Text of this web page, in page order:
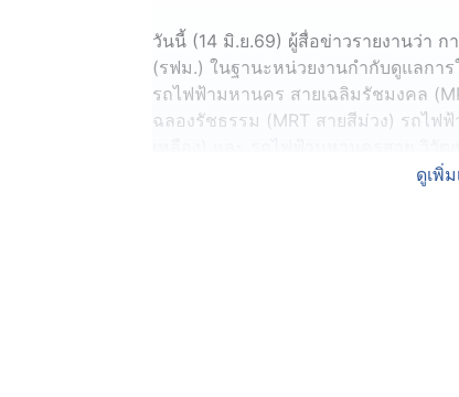
วันนี้ (14 มิ.ย.69) ผู้สื่อข่าวรายงานว่า
(รฟม.) ในฐานะหน่วยงานกำกับดูแลกา
รถไฟฟ้ามหานคร สายเฉลิมรัชมงคล
ฉลองรัชธรรม (MRT สายสีม่วง) รถไ
รองรับประชาชนที่จะเดินทางเข้าร่วมถว
ดูเพิ่ม